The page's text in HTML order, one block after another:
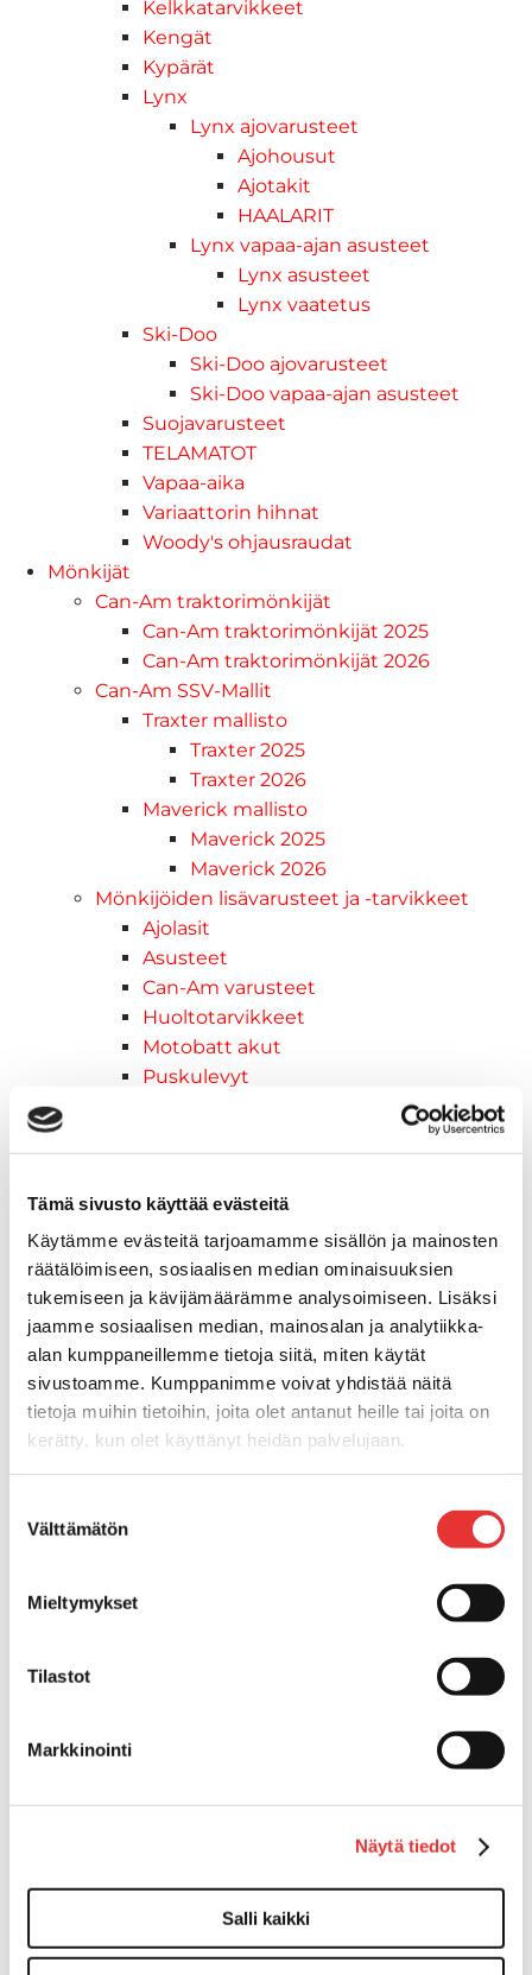
Tämä sivusto käyttää evästeitä
Käytämme evästeitä tarjoamamme sisällön ja mainosten
räätälöimiseen, sosiaalisen median ominaisuuksien
tukemiseen ja kävijämäärämme analysoimiseen. Lisäksi
jaamme sosiaalisen median, mainosalan ja analytiikka-
alan kumppaneillemme tietoja siitä, miten käytät
sivustoamme. Kumppanimme voivat yhdistää näitä
tietoja muihin tietoihin, joita olet antanut heille tai joita on
kerätty, kun olet käyttänyt heidän palvelujaan.
valinta
Välttämätön
Mieltymykset
Tilastot
Markkinointi
Näytä tiedot
Salli kaikki
Kelkkatarvikkeet
Kengät
Kypärät
Lynx
Lynx ajovarusteet
Ajohousut
Ajotakit
HAALARIT
Lynx vapaa-ajan asusteet
Lynx asusteet
Lynx vaatetus
Ski-Doo
Ski-Doo ajovarusteet
Ski-Doo vapaa-ajan asusteet
Suojavarusteet
TELAMATOT
Vapaa-aika
Variaattorin hihnat
Woody's ohjausraudat
Mönkijät
Can-Am traktorimönkijät
Can-Am traktorimönkijät 2025
Can-Am traktorimönkijät 2026
Can-Am SSV-Mallit
Traxter mallisto
Traxter 2025
Traxter 2026
Maverick mallisto
Maverick 2025
Maverick 2026
Mönkijöiden lisävarusteet ja -tarvikkeet
Ajolasit
Asusteet
Can-Am varusteet
Huoltotarvikkeet
Motobatt akut
Puskulevyt
Piha ja puutarha
STIGA ruohonleikkurit
STIGA robottileikkurit
STIGA pienkoneet
STIGA lumilingot
Vapaa-aika
Paidat
Hupparit
Aurinkolasit
Lahjakortti
kansikate